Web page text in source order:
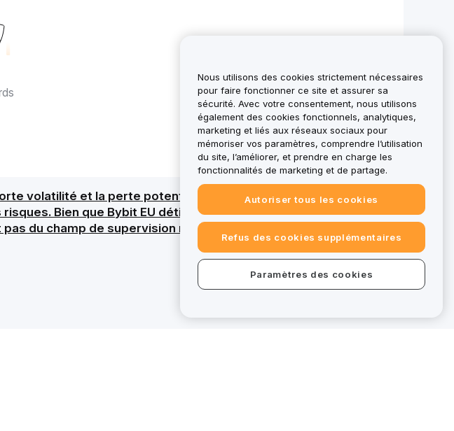
volatilité et la perte potentielle de l'intégralité du capital. Pour
Bien que Bybit EU détienne une licence MiCAR pour certains
du champ de supervision réglementaire de MiCAR.
Nous utilisons des cookies strictement nécessaires
pour faire fonctionner ce site et assurer sa
sécurité. Avec votre consentement, nous utilisons
également des cookies fonctionnels, analytiques,
marketing et liés aux réseaux sociaux pour
mémoriser vos paramètres, comprendre l’utilisation
du site, l’améliorer, et prendre en charge les
fonctionnalités de marketing et de partage.
Autoriser tous les cookies
Refus des cookies supplémentaires
Paramètres des cookies